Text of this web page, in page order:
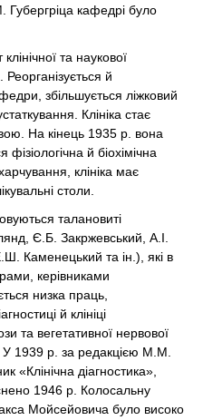
кафедрі було
та наукової
й
збільшується ліжковий
Клініка стає
На кінець 1935 р. вона
й біохімічна
клініка має
столи.
талановиті
Є.Б. Закржевський, А.І.
Каменецький та ін.), які в
керівниками
низка праць,
й клініці
та вегетативної нервової
1939 р. за редакцією М.М.
«Клінічна діагностика»,
1946 р. Колосальну
Мойсейовича було високо